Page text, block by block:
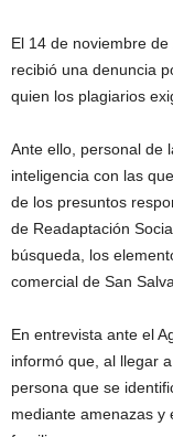
El 14 de noviembre
recibió una denuncia
quien los plagiarios
Ante ello, personal de
inteligencia con las
de los presuntos
de Readaptación
búsqueda, los
comercial de San
En entrevista ante el
informó que, al llegar
persona que se
mediante amenazas y